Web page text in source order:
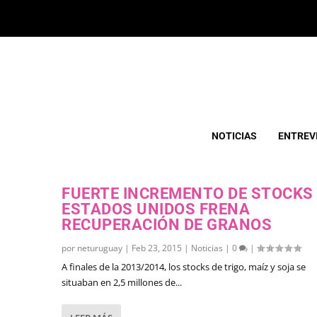
NOTICIAS
FUERTE INCREMENTO DE STOCKS
ESTADOS UNIDOS FRENA
RECUPERACIÓN DE GRANOS
por neturuguay | Feb 23, 2015 | Noticias |0 |
A finales de la 2013/2014, los stocks de trigo, maíz y soja se
situaban en 2,5 millones de...